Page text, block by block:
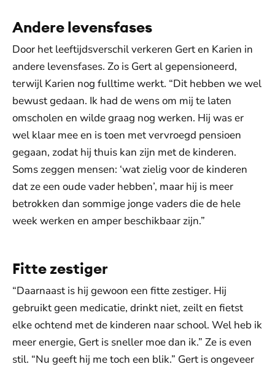
Andere levensfases
Door het leeftijdsverschil verkeren Gert en Karien in
andere levensfases. Zo is Gert al gepensioneerd,
terwijl Karien nog fulltime werkt. “Dit hebben we wel
bewust gedaan. Ik had de wens om mij te laten
omscholen en wilde graag nog werken. Hij was er
wel klaar mee en is toen met vervroegd pensioen
gegaan, zodat hij thuis kan zijn met de kinderen.
Soms zeggen mensen: ‘wat zielig voor de kinderen
dat ze een oude vader hebben’, maar hij is meer
betrokken dan sommige jonge vaders die de hele
week werken en amper beschikbaar zijn.”
Fitte zestiger
“Daarnaast is hij gewoon een fitte zestiger. Hij
gebruikt geen medicatie, drinkt niet, zeilt en fietst
elke ochtend met de kinderen naar school. Wel heb ik
meer energie, Gert is sneller moe dan ik.” Ze is even
stil. “Nu geeft hij me toch een blik.” Gert is ongeveer